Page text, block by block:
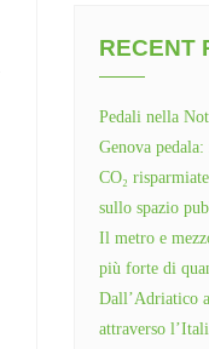
RECENT
Pedali nella
Genova
CO₂
sullo spazio
Il metro e
più forte di
Dall’Adriatico
attraverso